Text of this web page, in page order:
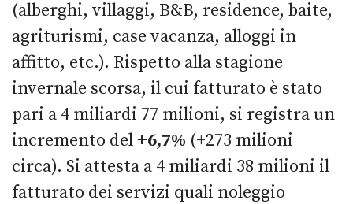
(alberghi, villaggi, B&B, residence, baite,
agriturismi, case vacanza, alloggi in
affitto, etc.). Rispetto alla stagione
invernale scorsa, il cui fatturato è stato
pari a 4 miliardi 77 milioni, si registra un
incremento del +6,7% (+273 milioni
circa). Si attesta a 4 miliardi 38 milioni il
fatturato dei servizi quali noleggio